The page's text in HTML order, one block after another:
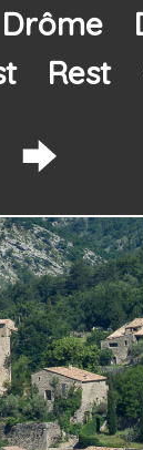
Drôme
Rest